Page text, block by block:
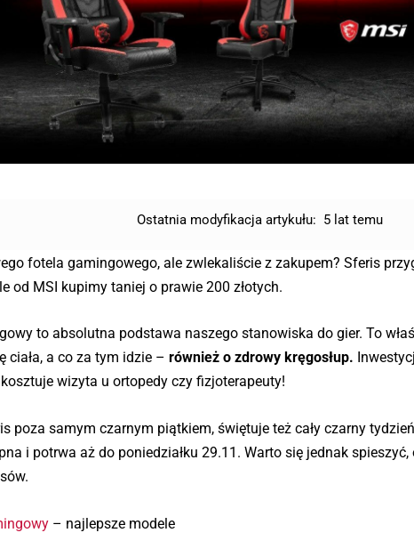
Ostatnia modyfikacja artykułu: 5 lat temu
fotela gamingowego, ale zwlekaliście z zakupem? Sferis
od MSI kupimy taniej o prawie 200 złotych.
to absolutna podstawa naszego stanowiska do gier. To
ciała, a co za tym idzie – również o zdrowy kręgosłup.
wizyta u ortopedy czy fizjoterapeuty!
poza samym czarnym piątkiem, świętuje też cały czarny
i potrwa aż do poniedziałku 29.11. Warto się jednak
– najlepsze modele